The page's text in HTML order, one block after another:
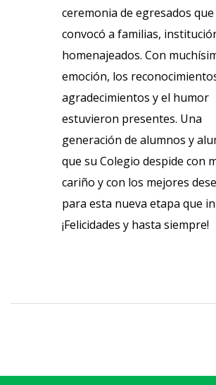
ceremonia de egresados que
convocó a familias,
homenajeados. Con
emoción, los
agradecimientos y el humor
estuvieron presentes. Una
generación de alumnos y
que su Colegio despide con
cariño y con los mejores
para esta nueva etapa que
¡Felicidades y hasta siempre!